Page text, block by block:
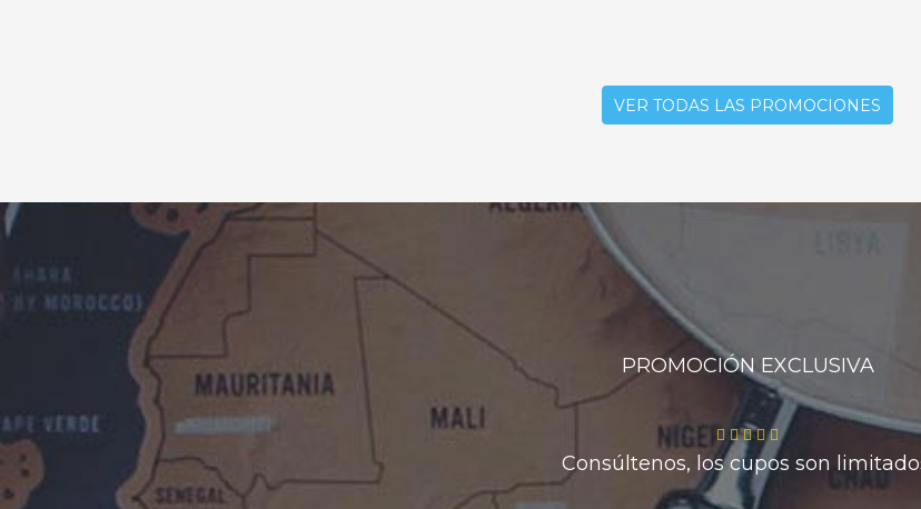
VER TODAS LAS PROMOCIONES
PROMOCIÓN EXCLUSIVA
Consúltenos, los cupos son